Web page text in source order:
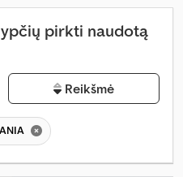
pirkti naudotą
Reikšmė